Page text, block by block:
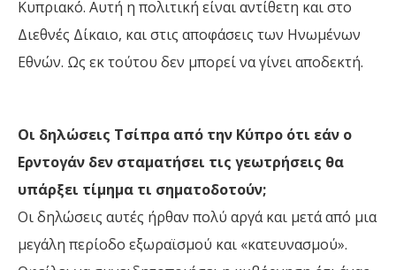
Κυπριακό. Αυτή η πολιτική είναι αντίθετη και στο
Διεθνές Δίκαιο, και στις αποφάσεις των Ηνωμένων
Εθνών. Ως εκ τούτου δεν μπορεί να γίνει αποδεκτή.
Οι δηλώσεις Τσίπρα από την Κύπρο ότι εάν ο
Ερντογάν δεν σταματήσει τις γεωτρήσεις θα
υπάρξει τίμημα τι σηματοδοτούν;
Οι δηλώσεις αυτές ήρθαν πολύ αργά και μετά από μια
μεγάλη περίοδο εξωραϊσμού και «κατευνασμού».